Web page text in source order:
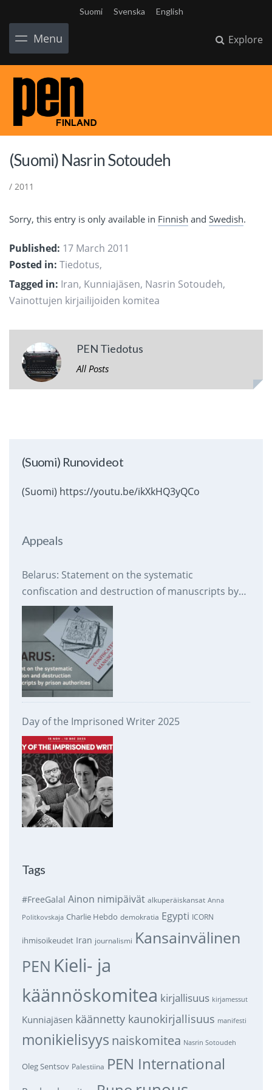
Suomi Svenska English
Menu Explore
(Suomi) Nasrin Sotoudeh
/ 2011
Sorry, this entry is only available in Finnish and Swedish.
Published: 17 March 2011
Posted in: Tiedotus,
Tagged in: Iran, Kunniajäsen, Nasrin Sotoudeh,
Vainottujen kirjailijoiden komitea
PEN Tiedotus
All Posts
(Suomi) Runovideot
(Suomi) https://youtu.be/ikXkHQ3yQCo
Appeals
Belarus: Statement on the systematic
confiscation and destruction of manuscripts by
prison authorities
Day of the Imprisoned Writer 2025
Tags
#FreeGalal Ainon nimipäivät alkuperäiskansat Anna
Politkovskaja Charlie Hebdo demokratia Egypti ICORN
ihmisoikeudet Iran journalismi Kansainvälinen
PEN Kieli- ja
käännöskomitea kirjallisuus kirjamessut
Kunniajäsen käännetty kaunokirjallisuus manifesti
monikielisyys naiskomitea Nasrin Sotoudeh
Oleg Sentsov Palestiina PEN International